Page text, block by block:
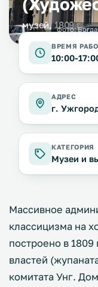
музей, 1809 г.
фото:
ВРЕМЯ
10:00-
АДРЕС
г.
КАТЕГОРИЯ
Музеи и
Массивное
классицизма на
построено в
властей
комитата Унг.